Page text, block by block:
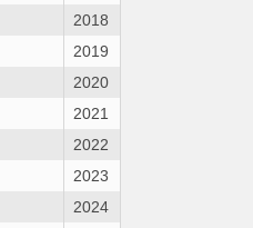
2018
2019
2020
2021
2022
2023
2024